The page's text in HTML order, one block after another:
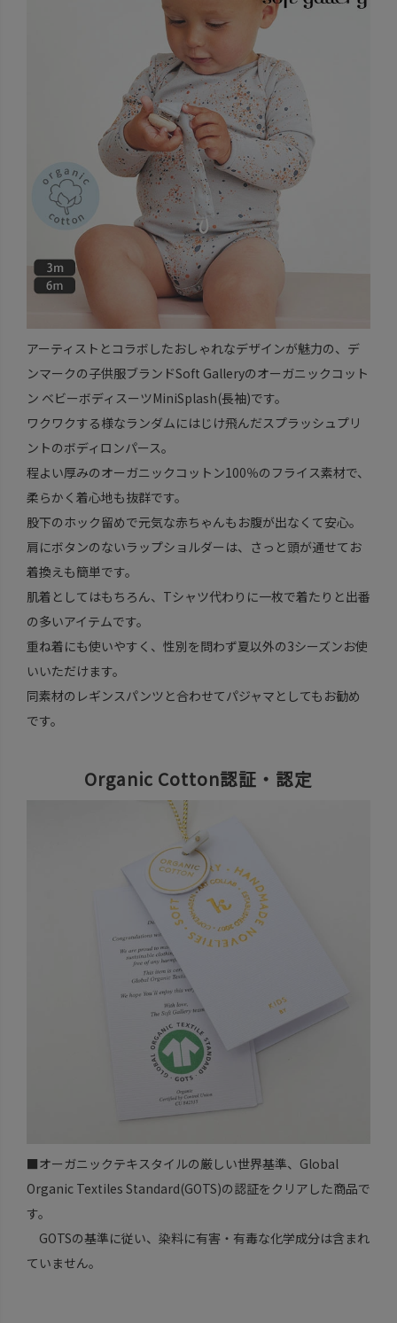
アーティストとコラボしたおしゃれなデザインが魅力の、デ
ンマークの子供服ブランドSoft Galleryのオーガニックコット
ン ベビーボディスーツMiniSplash(長袖)です。
ワクワクする様なランダムにはじけ飛んだスプラッシュプリ
ントのボディロンパース。
程よい厚みのオーガニックコットン100％のフライス素材で、
柔らかく着心地も抜群です。
股下のホック留めで元気な赤ちゃんもお腹が出なくて安心。
肩にボタンのないラップショルダーは、さっと頭が通せてお
着換えも簡単です。
肌着としてはもちろん、Tシャツ代わりに一枚で着たりと出番
の多いアイテムです。
重ね着にも使いやすく、性別を問わず夏以外の3シーズンお使
いいただけます。
同素材のレギンスパンツと合わせてパジャマとしてもお勧め
です。
Organic Cotton認証・認定
■オーガニックテキスタイルの厳しい世界基準、Global
Organic Textiles Standard(GOTS)の認証をクリアした商品で
す。
GOTSの基準に従い、染料に有害・有毒な化学成分は含まれ
ていません。